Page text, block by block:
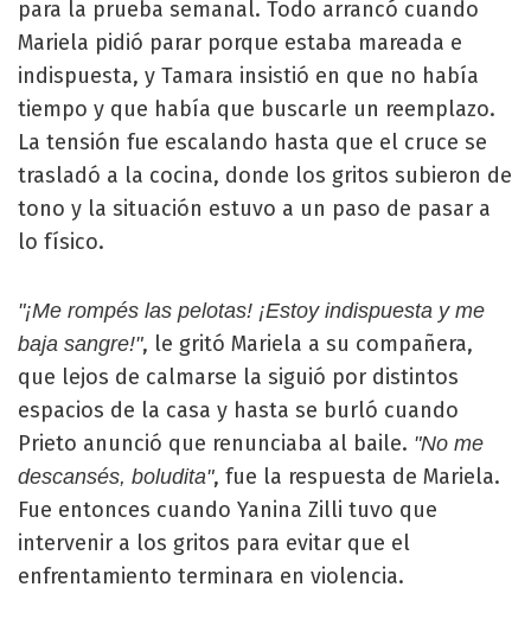
para la prueba semanal. Todo arrancó cuando
Mariela pidió parar porque estaba mareada e
indispuesta, y Tamara insistió en que no había
tiempo y que había que buscarle un reemplazo.
La tensión fue escalando hasta que el cruce se
trasladó a la cocina, donde los gritos subieron de
tono y la situación estuvo a un paso de pasar a
lo físico.
"¡Me rompés las pelotas! ¡Estoy indispuesta y me
baja sangre!", le gritó Mariela a su compañera,
que lejos de calmarse la siguió por distintos
espacios de la casa y hasta se burló cuando
Prieto anunció que renunciaba al baile. "No me
descansés, boludita", fue la respuesta de Mariela.
Fue entonces cuando Yanina Zilli tuvo que
intervenir a los gritos para evitar que el
enfrentamiento terminara en violencia.